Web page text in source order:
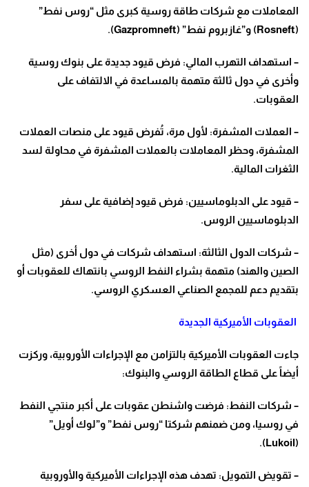
المعاملات مع شركات طاقة روسية كبرى مثل “روس نفط”
(Rosneft)
و”غازبروم نفط” (Gazpromneft).
– استهداف التهرب المالي: فرض قيود جديدة على بنوك روسية
وأخرى في دول ثالثة متهمة بالمساعدة في الالتفاف على
العقوبات.
– العملات المشفرة: لأول مرة، تُفرض قيود على منصات العملات
المشفرة، وحظر المعاملات بالعملات المشفرة في محاولة لسد
الثغرات المالية.
– قيود على الدبلوماسيين: فرض قيود إضافية على سفر
الدبلوماسيين الروس.
– شركات الدول الثالثة: استهداف شركات في دول أخرى (مثل
الصين والهند) متهمة بشراء النفط الروسي بانتهاك للعقوبات أو
بتقديم دعم للمجمع الصناعي العسكري الروسي.
العقوبات الأميركية الجديدة
جاءت العقوبات الأميركية بالتزامن مع الإجراءات الأوروبية، وركزت
أيضاً على قطاع الطاقة الروسي والبنوك:
– شركات النفط: فرضت واشنطن عقوبات على أكبر منتجي النفط
في روسيا، ومن ضمنهم شركتا “روس نفط” و”لوك أويل”
(Lukoil).
– تقويض التمويل: تهدف هذه الإجراءات الأميركية والأوروبية